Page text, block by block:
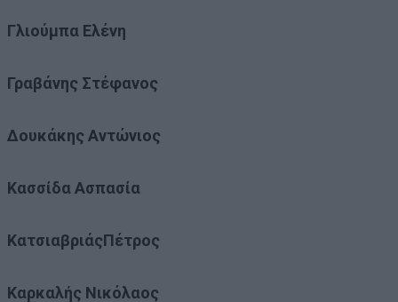
Γλιούμπα Ελένη
Γραβάνης Στέφανος
Δουκάκης Αντώνιος
Κασσίδα Ασπασία
ΚατσιαβριάςΠέτρος
Καρκαλής Νικόλαος